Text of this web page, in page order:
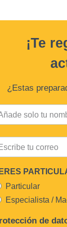
¡Te
¿Estas
Particular
Especialista /
de